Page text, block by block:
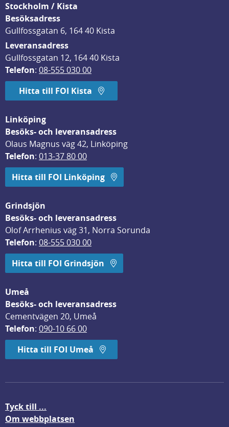
Stockholm / Kista
Besöksadress
Gullfossgatan 6, 164 40 Kista
Leveransadress
Gullfossgatan 12, 164 40 Kista
Telefon: 08-555 030 00
Hitta till FOI Kista
Linköping
Besöks- och leveransadress
Olaus Magnus väg 42, Linköping
Telefon: 013-37 80 00
Hitta till FOI Linköping
Grindsjön
Besöks- och leveransadress
Olof Arrhenius väg 31, Norra Sorunda
Telefon: 08-555 030 00
Hitta till FOI Grindsjön
Umeå
Besöks- och leveransadress
Cementvägen 20, Umeå
Telefon: 090-10 66 00
Hitta till FOI Umeå
Tyck till ...
Om webbplatsen